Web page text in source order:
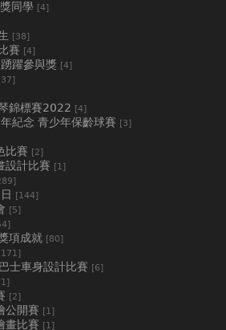
同學 [4]
[38]
賽 [4]
躍參與獎 [4]
錦標賽2022 [4]
紀念 青少年保齡球賽 [3]
比賽 [2]
設計比賽 [1]
[144]
[5]
項成就 [80]
士車身設計比賽 [6]
[2]
公開賽 [1]
畫比賽 [1]